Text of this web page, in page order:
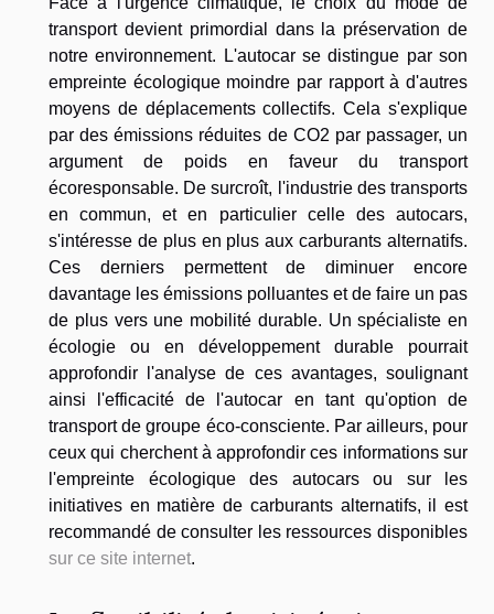
transport devient primordial dans la préservation de
notre environnement. L'autocar se distingue par son
empreinte écologique moindre par rapport à d'autres
moyens de déplacements collectifs. Cela s'explique
par des émissions réduites de CO2 par passager, un
argument de poids en faveur du transport
écoresponsable. De surcroît, l'industrie des transports
en commun, et en particulier celle des autocars,
s'intéresse de plus en plus aux carburants alternatifs.
Ces derniers permettent de diminuer encore
davantage les émissions polluantes et de faire un pas
de plus vers une mobilité durable. Un spécialiste en
écologie ou en développement durable pourrait
approfondir l'analyse de ces avantages, soulignant
ainsi l'efficacité de l'autocar en tant qu'option de
transport de groupe éco-consciente. Par ailleurs, pour
ceux qui cherchent à approfondir ces informations sur
l'empreinte écologique des autocars ou sur les
initiatives en matière de carburants alternatifs, il est
recommandé de consulter les ressources disponibles
sur ce site internet.